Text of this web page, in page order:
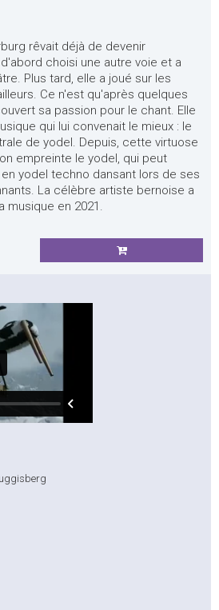
rêvait déjà de devenir
choisi une autre voie et a
Plus tard, elle a joué sur les
Ce n'est qu'après quelques
sa passion pour le chant. Elle
qui lui convenait le mieux : le
de yodel. Depuis, cette virtuose
empreinte le yodel, qui peut
yodel techno dansant lors de ses
La célèbre artiste bernoise a
musique en 2021.